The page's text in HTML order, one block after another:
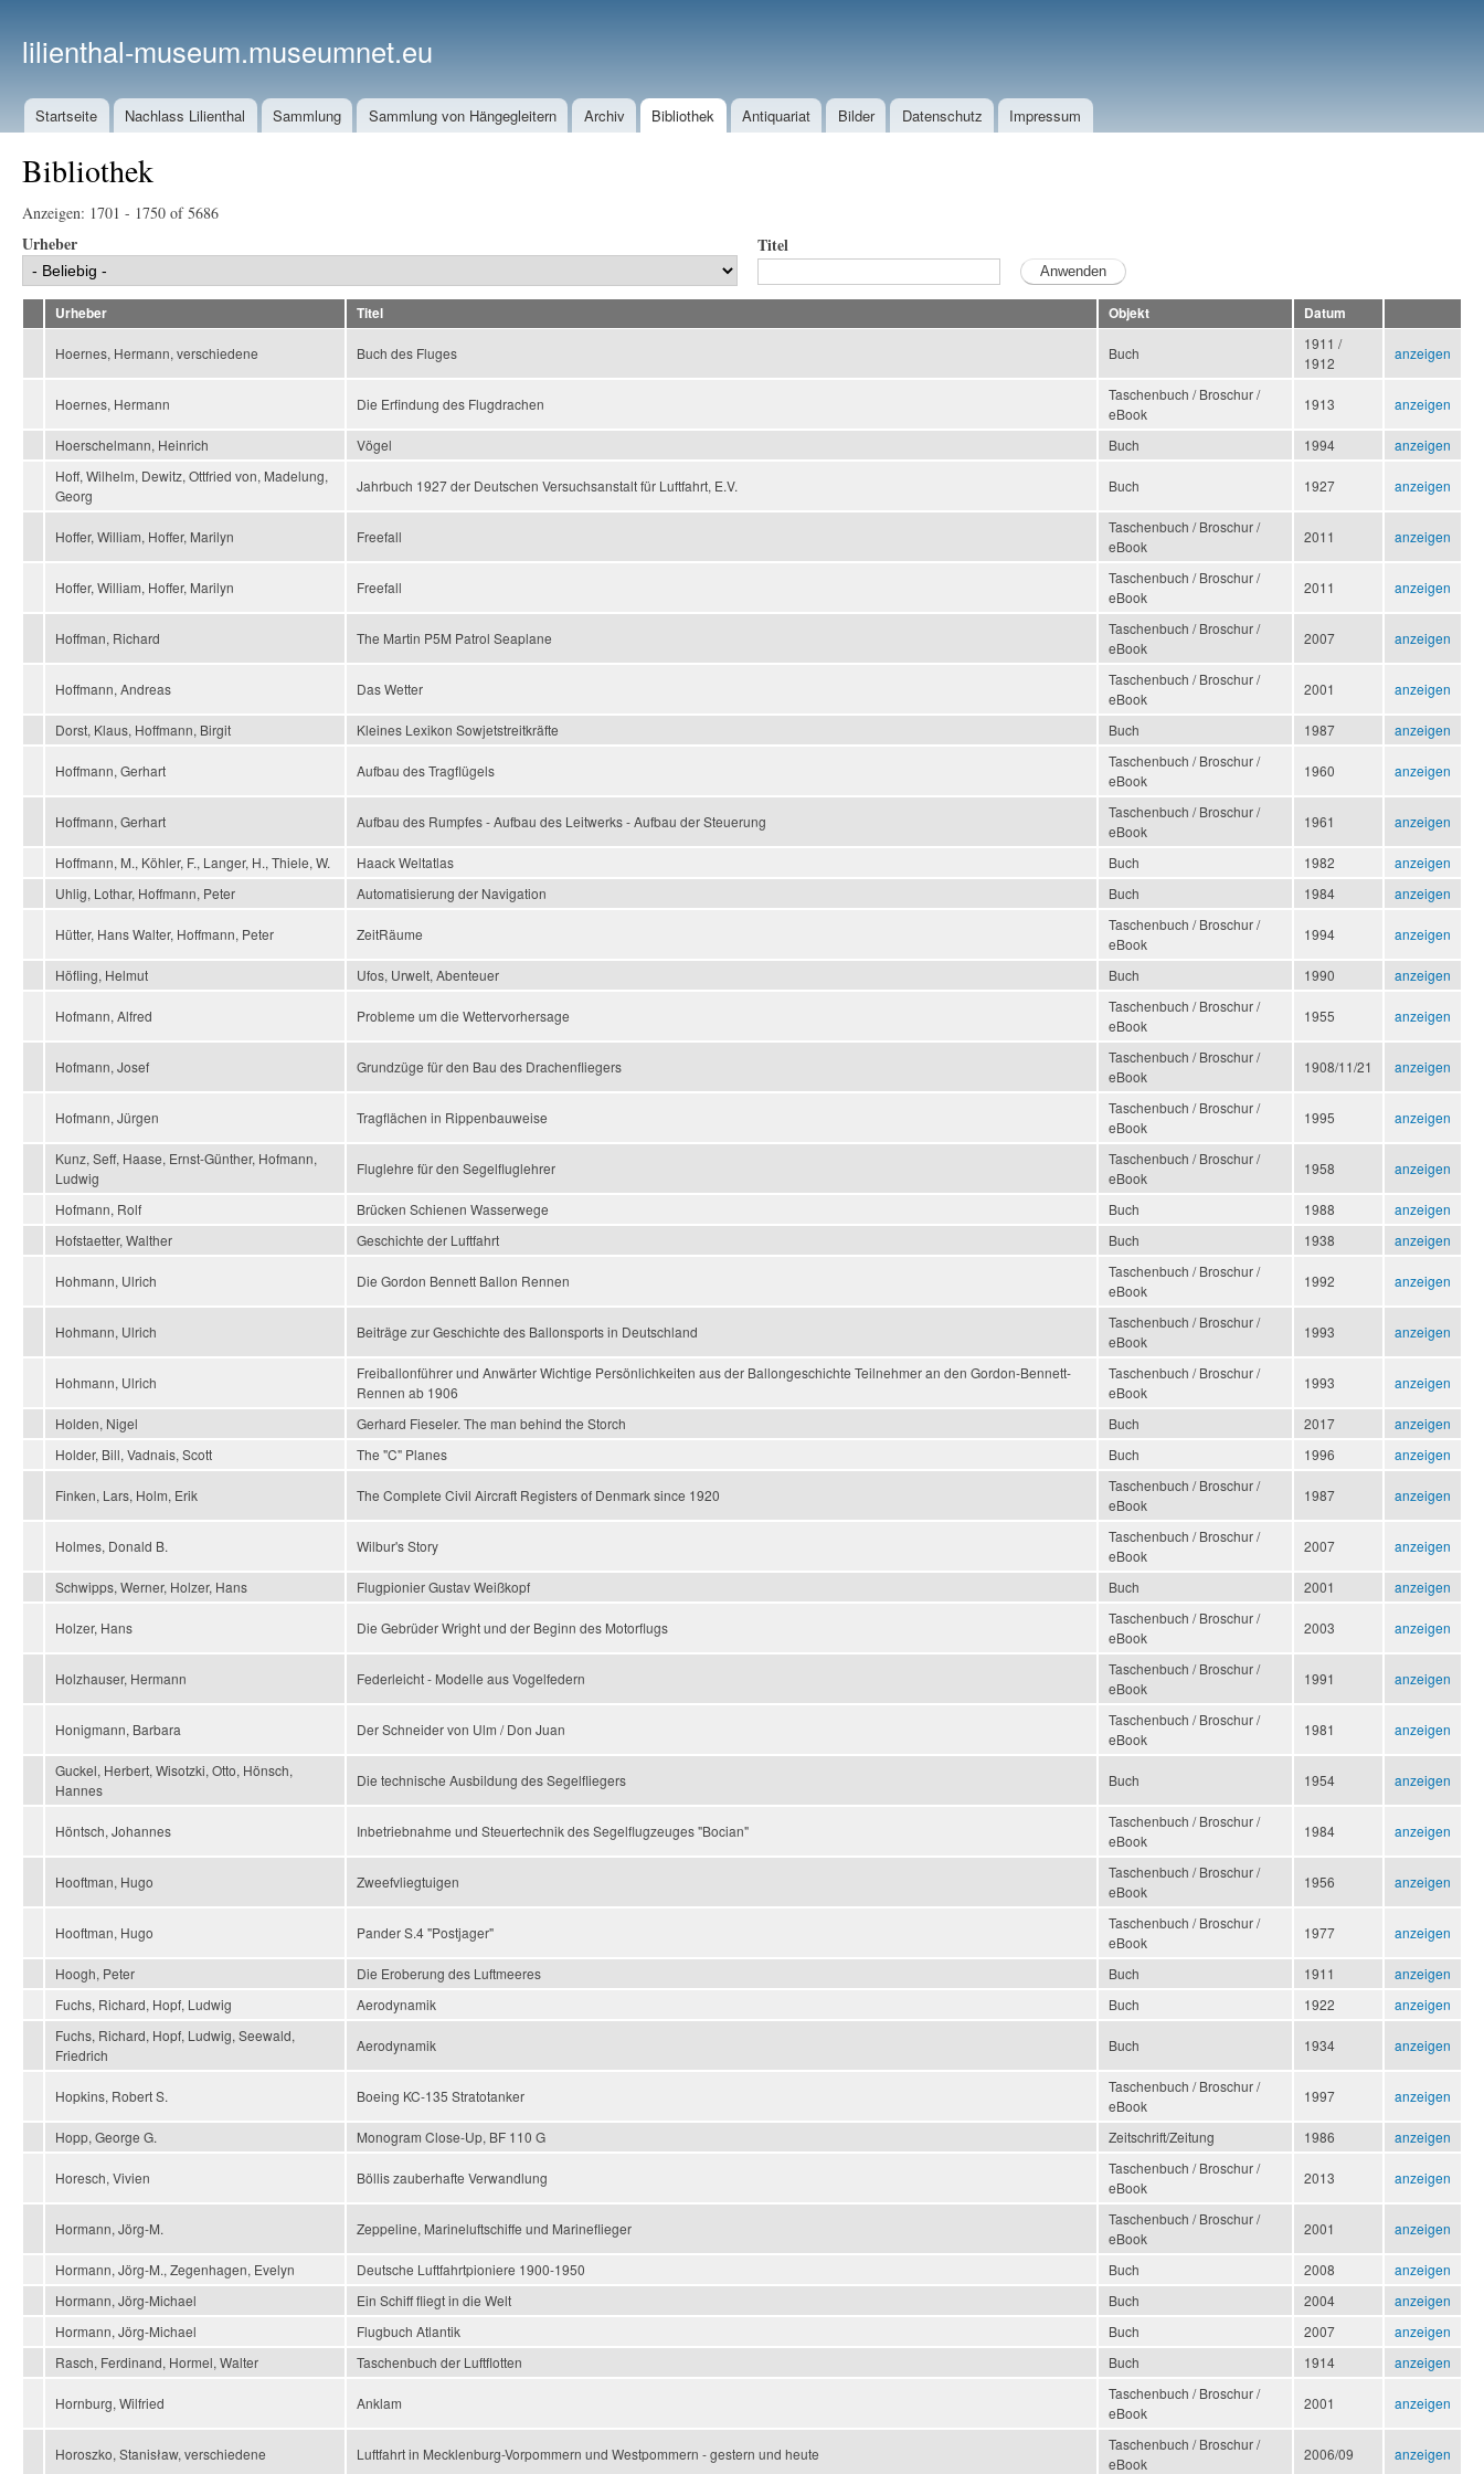
lilienthal-museum.museumnet.eu
Startseite Nachlass Lilienthal Sammlung Sammlung von Hängegleitern Archiv Bibliothek Antiquariat Bilder Datenschutz Impressum
Bibliothek
Anzeigen: 1701 - 1750 of 5686
Urheber Titel
Urheber Titel Objekt Datum
Hoernes, Hermann, verschiedene Buch des Fluges Buch
1911 /
1912
anzeigen
Hoernes, Hermann Die Erfindung des Flugdrachen
Taschenbuch / Broschur /
eBook
1913 anzeigen
Hoerschelmann, Heinrich Vögel Buch 1994
anzeigen
Hoff, Wilhelm, Dewitz, Ottfried von, Madelung,
Georg
Jahrbuch 1927 der Deutschen Versuchsanstalt für Luftfahrt, E.V. Buch 1927 anzeigen
Hoffer, William, Hoffer, Marilyn Freefall
Taschenbuch / Broschur /
eBook
2011 anzeigen
Hoffer, William, Hoffer, Marilyn Freefall
Taschenbuch / Broschur /
eBook
2011 anzeigen
Hoffman, Richard The Martin P5M Patrol Seaplane
Taschenbuch / Broschur /
eBook
2007 anzeigen
Hoffmann, Andreas Das Wetter
Taschenbuch / Broschur /
eBook
2001 anzeigen
Dorst, Klaus, Hoffmann, Birgit Kleines Lexikon Sowjetstreitkräfte Buch 1987 anzeigen
Hoffmann, Gerhart Aufbau des Tragflügels
Taschenbuch / Broschur /
eBook
1960 anzeigen
Hoffmann, Gerhart Aufbau des Rumpfes - Aufbau des Leitwerks - Aufbau der Steuerung
Taschenbuch / Broschur /
eBook
1961 anzeigen
Hoffmann, M., Köhler, F., Langer, H., Thiele, W. Haack Weltatlas Buch 1982
anzeigen
Uhlig, Lothar, Hoffmann, Peter
Automatisierung der Navigation Buch 1984 anzeigen
Hütter, Hans Walter, Hoffmann, Peter ZeitRäume
Taschenbuch / Broschur /
eBook
1994 anzeigen
Höfling, Helmut Ufos, Urwelt, Abenteuer Buch 1990 anzeigen
Hofmann, Alfred Probleme um die Wettervorhersage
Taschenbuch / Broschur /
eBook
1955 anzeigen
Hofmann, Josef Grundzüge für den Bau des Drachenfliegers
Taschenbuch / Broschur /
eBook
1908/11/21 anzeigen
Hofmann, Jürgen Tragflächen in Rippenbauweise
Taschenbuch / Broschur /
eBook
1995 anzeigen
Kunz, Seff, Haase, Ernst-Günther, Hofmann,
Ludwig
Fluglehre für den Segelfluglehrer
Taschenbuch / Broschur /
eBook
1958 anzeigen
Hofmann, Rolf Brücken Schienen Wasserwege Buch 1988
anzeigen
Hofstaetter, Walther
Geschichte der Luftfahrt Buch 1938 anzeigen
Hohmann, Ulrich Die Gordon Bennett Ballon Rennen
Taschenbuch / Broschur /
eBook
1992 anzeigen
Hohmann, Ulrich Beiträge zur Geschichte des Ballonsports in Deutschland
Taschenbuch / Broschur /
eBook
1993 anzeigen
Hohmann, Ulrich
Freiballonführer und Anwärter Wichtige Persönlichkeiten aus der Ballongeschichte Teilnehmer an den Gordon-Bennett-
Rennen ab 1906
Taschenbuch / Broschur /
eBook
1993 anzeigen
Holden, Nigel Gerhard Fieseler. The man behind the Storch Buch 2017
anzeigen
Holder, Bill, Vadnais, Scott
The "C" Planes Buch 1996 anzeigen
Finken, Lars, Holm, Erik The Complete Civil Aircraft Registers of Denmark since 1920
Taschenbuch / Broschur /
eBook
1987 anzeigen
Holmes, Donald B. Wilbur's Story
Taschenbuch / Broschur /
eBook
2007 anzeigen
Schwipps, Werner, Holzer, Hans Flugpionier Gustav Weißkopf Buch 2001 anzeigen
Holzer, Hans Die Gebrüder Wright und der Beginn des Motorflugs
Taschenbuch / Broschur /
eBook
2003 anzeigen
Holzhauser, Hermann Federleicht - Modelle aus Vogelfedern
Taschenbuch / Broschur /
eBook
1991 anzeigen
Honigmann, Barbara Der Schneider von Ulm / Don Juan
Taschenbuch / Broschur /
eBook
1981 anzeigen
Guckel, Herbert, Wisotzki, Otto, Hönsch,
Hannes
Die technische Ausbildung des Segelfliegers Buch 1954 anzeigen
Höntsch, Johannes Inbetriebnahme und Steuertechnik des Segelflugzeuges "Bocian"
Taschenbuch / Broschur /
eBook
1984 anzeigen
Hooftman, Hugo Zweefvliegtuigen
Taschenbuch / Broschur /
eBook
1956 anzeigen
Hooftman, Hugo Pander S.4 "Postjager"
Taschenbuch / Broschur /
eBook
1977 anzeigen
Hoogh, Peter Die Eroberung des Luftmeeres Buch 1911
anzeigen
Fuchs, Richard, Hopf, Ludwig
Aerodynamik Buch 1922
anzeigen
Fuchs, Richard, Hopf, Ludwig, Seewald,
Friedrich
Aerodynamik Buch 1934 anzeigen
Hopkins, Robert S. Boeing KC-135 Stratotanker
Taschenbuch / Broschur /
eBook
1997 anzeigen
Hopp, George G. Monogram Close-Up, BF 110 G Zeitschrift/Zeitung 1986 anzeigen
Horesch, Vivien Böllis zauberhafte Verwandlung
Taschenbuch / Broschur /
eBook
2013 anzeigen
Hormann, Jörg-M. Zeppeline, Marineluftschiffe und Marineflieger
Taschenbuch / Broschur /
eBook
2001 anzeigen
Hormann, Jörg-M., Zegenhagen, Evelyn Deutsche Luftfahrtpioniere 1900-1950 Buch 2008
anzeigen
Hormann, Jörg-Michael
Ein Schiff fliegt in die Welt Buch 2004
anzeigen
Hormann, Jörg-Michael
Flugbuch Atlantik Buch 2007
anzeigen
Rasch, Ferdinand, Hormel, Walter
Taschenbuch der Luftflotten Buch 1914 anzeigen
Hornburg, Wilfried Anklam
Taschenbuch / Broschur /
eBook
2001 anzeigen
Horoszko, Stanisław, verschiedene Luftfahrt in Mecklenburg-Vorpommern und Westpommern - gestern und heute
Taschenbuch / Broschur /
eBook
2006/09 anzeigen